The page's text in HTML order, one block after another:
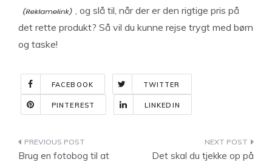
, og slå til, når der er den rigtige pris på
det rette produkt? Så vil du kunne rejse trygt med børn
og taske!
FACEBOOK TWITTER
PINTEREST LINKEDIN
Indlægsnavigation
Brug en fotobog til at
Det skal du tjekke op på